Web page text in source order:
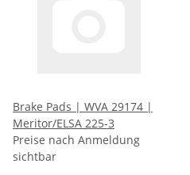
Brake Pads | WVA 29174 |
Meritor/ELSA 225-3
Preise nach Anmeldung
sichtbar